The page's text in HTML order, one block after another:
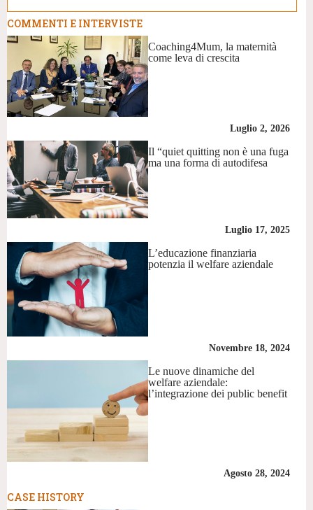
COMMENTI E INTERVISTE
Coaching4Mum, la maternità
come leva di crescita
Luglio 2, 2026
Il “quiet quitting non è una fuga
ma una forma di autodifesa
Luglio 17, 2025
L’educazione finanziaria
potenzia il welfare aziendale
Novembre 18, 2024
Le nuove dinamiche del
welfare aziendale:
l’integrazione dei public benefit
Agosto 28, 2024
CASE HISTORY